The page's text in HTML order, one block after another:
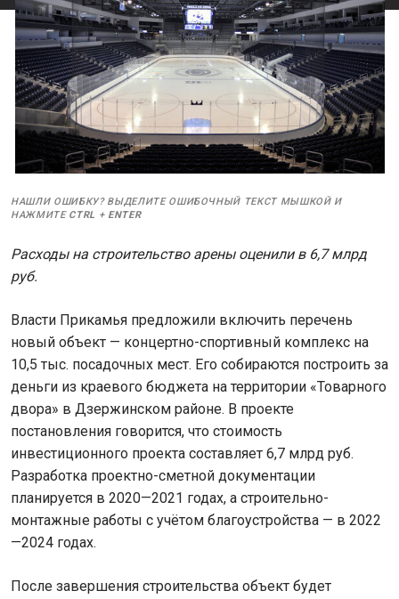
НАШЛИ ОШИБКУ? ВЫДЕЛИТЕ ОШИБОЧНЫЙ ТЕКСТ МЫШКОЙ И
НАЖМИТЕ CTRL + ENTER
Расходы на строительство арены оценили в 6,7 млрд
руб.
Власти Прикамья предложили включить перечень
новый объект — концертно-спортивный комплекс на
10,5 тыс. посадочных мест. Его собираются построить за
деньги из краевого бюджета на территории «Товарного
двора» в Дзержинском районе. В проекте
постановления говорится, что стоимость
инвестиционного проекта составляет 6,7 млрд руб.
Разработка проектно-сметной документации
планируется в 2020—2021 годах, а строительно-
монтажные работы с учётом благоустройства — в 2022
—2024 годах.
После завершения строительства объект будет